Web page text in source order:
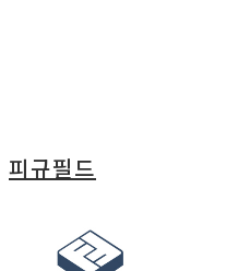
피규필드